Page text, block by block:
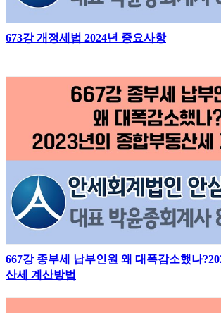
673강 개정세법 2024년 중요사항
667강 종부세 납부인원 왜 대폭감소했나
산세 계산방법